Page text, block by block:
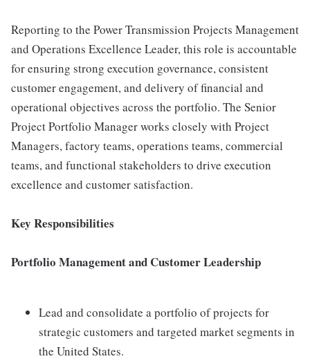
Reporting to the Power Transmission Projects Management
and Operations Excellence Leader, this role is accountable
for ensuring strong execution governance, consistent
customer engagement, and delivery of financial and
operational objectives across the portfolio. The Senior
Project Portfolio Manager works closely with Project
Managers, factory teams, operations teams, commercial
teams, and functional stakeholders to drive execution
excellence and customer satisfaction.
Key Responsibilities
Portfolio Management and Customer Leadership
Lead and consolidate a portfolio of projects for
strategic customers and targeted market segments in
the United States.